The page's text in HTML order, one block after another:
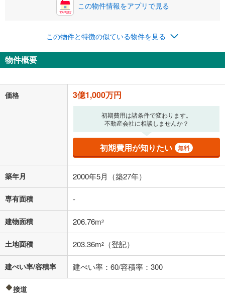
この物件情報をアプリで見る
この物件と特徴の似ている物件を見る
物件概要
価格 3億1,000万円
初期費用は諸条件で変わります。
不動産会社に相談しませんか？
初期費用が知りたい 無料
築年月 2000年5月（築27年）
専有面積 -
建物面積 206.76m2
土地面積 203.36m2 （登記）
建ぺい率/容積率 建ぺい率：60/容積率：300
接道